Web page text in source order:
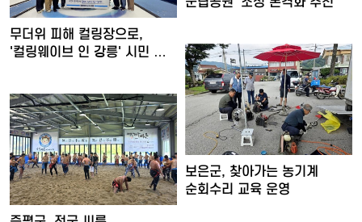
무더위 피해 컬링장으로,
'컬링웨이브 인 강릉' 시민 …
보은군, 찾아가는 농기계
순회수리 교육 운영